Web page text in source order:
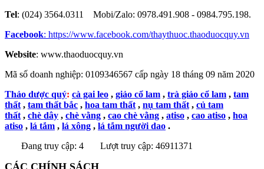
Tel: (024) 3564.0311 Mobi/Zalo: 0978.491.908 - 0984.795.198.
Facebook: https://www.facebook.com/thaythuoc.thaoduocquy.vn
Website: www.thaoduocquy.vn
Mã số doanh nghiệp: 0109346567 cấp ngày 18 tháng 09 năm 2020
Thảo dược quý: cà gai leo , giảo cổ lam , trà giảo cổ lam , tam
thất , tam thất bắc , hoa tam thất , nụ tam thất , củ tam
thất , chè dây , chè vằng , cao chè vằng , atiso , cao atiso , hoa
atiso , lá tắm , lá xông , lá tắm người dao .
Đang truy cập: 4
Lượt truy cập: 46911371
CÁC CHÍNH SÁCH